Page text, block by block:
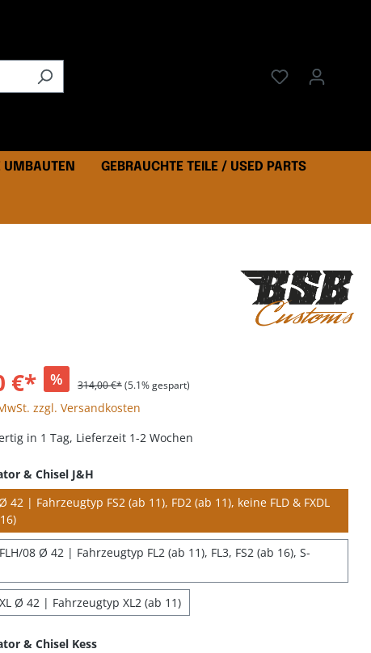
UMBAUTEN GEBRAUCHTE TEILE / USED PARTS
€* % 314,00 €*(5.1% gespart)
zzgl. Versandkosten
in 1 Tag, Lieferzeit 1-2 Wochen
& Chisel J&H
42 | Fahrzeugtyp FS2 (ab 11), FD2 (ab 11), keine FLD & FXDL
08 Ø 42 | Fahrzeugtyp FL2 (ab 11), FL3, FS2 (ab 16), S-
Ø 42 | Fahrzeugtyp XL2 (ab 11)
& Chisel Kess